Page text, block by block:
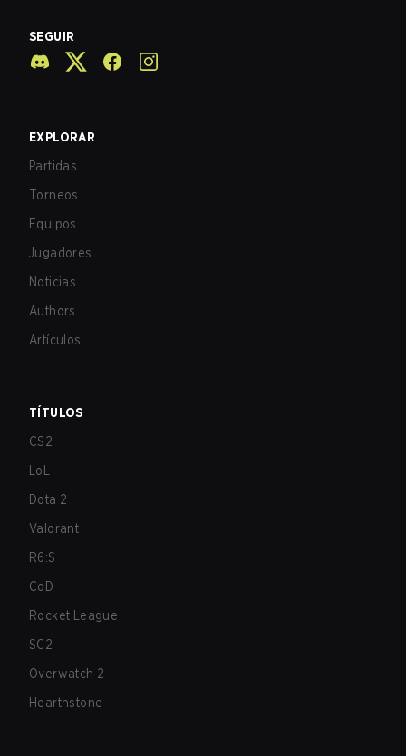
SEGUIR
EXPLORAR
Partidas
Torneos
Equipos
Jugadores
Noticias
Authors
Artículos
TÍTULOS
CS2
LoL
Dota 2
Valorant
R6:S
CoD
Rocket League
SC2
Overwatch 2
Hearthstone